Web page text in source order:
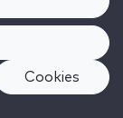
Cookies